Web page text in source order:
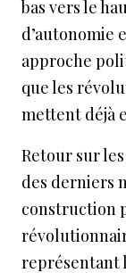
bas vers le
d’autonomie
approche
que les
mettent déjà
Retour sur
des derniers
construction
représentant